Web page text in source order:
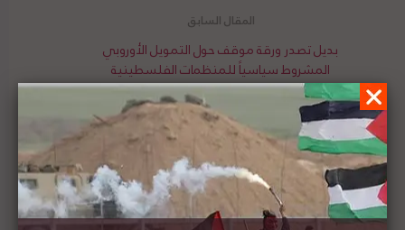
بديل تصدر ورقة موقف حول التمويل الأوروبي
المشروط سياسياً للمنظمات الفلسطينية
مايكل لينك يدعو إلى مراجعة قائمة العقوبات لوقف
توسع المستوطنات الإسرائيلية